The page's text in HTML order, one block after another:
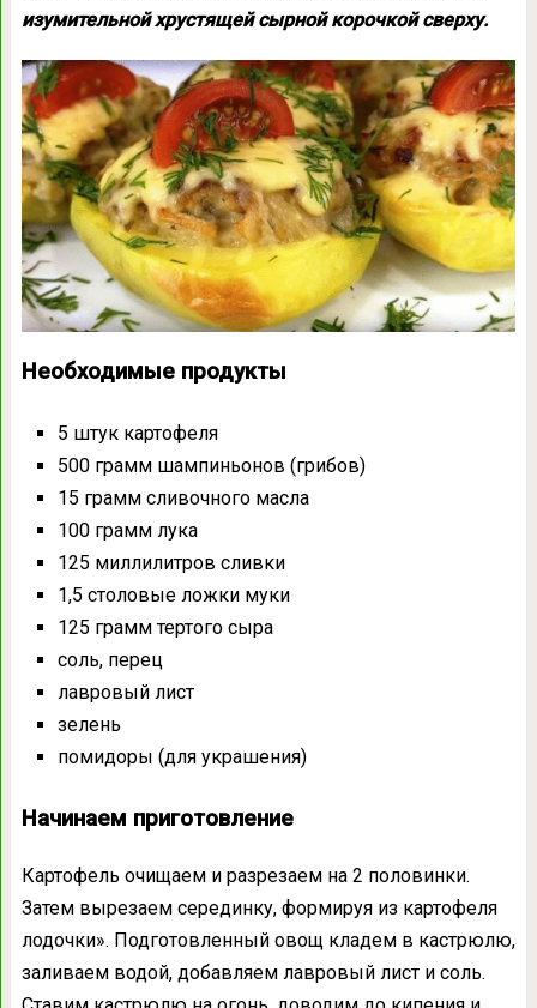
изумительной хрустящей сырной корочкой сверху.
Необходимые продукты
5 штук картофеля
500 грамм шампиньонов (грибов)
15 грамм сливочного масла
100 грамм лука
125 миллилитров сливки
1,5 столовые ложки муки
125 грамм тертого сыра
соль, перец
лавровый лист
зелень
помидоры (для украшения)
Начинаем приготовление
Картофель очищаем и разрезаем на 2 половинки.
Затем вырезаем серединку, формируя из картофеля
лодочки». Подготовленный овощ кладем в кастрюлю,
заливаем водой, добавляем лавровый лист и соль.